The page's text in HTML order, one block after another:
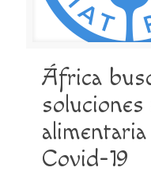
África
Covid-19